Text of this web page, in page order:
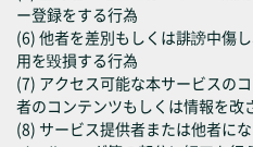
ー登録をする行為
(6) 他者を差別もしくは誹謗中傷
用を毀損する行為
(7) アクセス可能な本サービスの
者のコンテンツもしくは情報を改
(8) サービス提供者または他者に